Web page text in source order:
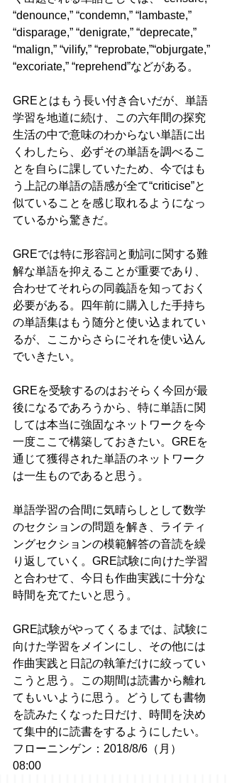
“denounce,” “condemn,” “lambaste,”
“disparage,” “denigrate,” “deprecate,”
“malign,” “vilify,” “reprobate,”“objurgate,”
“excoriate,” “reprehend”などがある。
GREとはもう長い付き合いだが、単語
学習を地道に続け、この六年間の探究
生活の中で意味のわからない単語に出
くわしたら、必ずその単語を調べるこ
とを自らに課していたため、今ではも
う上記の単語の語感が全て“criticise”と
似ていることを感じ取れるようになっ
ているから驚きだ。
GREでは特に形容詞と動詞に関する難
解な単語を抑えることが重要であり、
合わせてそれらの同義語を知っておく
必要がある。四年前に購入した手持ち
の単語集はもう随分と使い込まれてい
るが、ここからさらにそれを使い込ん
でいきたい。
GREを受験するのはおそらく今回が最
後になるであろうから、特に単語に関
しては本当に強固なネットワークを今
一度ここで構築しておきたい。GREを
通じて獲得された単語のネットワーク
は一生ものであると思う。
単語学習の合間に気晴らしとして数学
のセクションの問題を解き、ライティ
ングセクションの模範解答の音読を繰
り返していく。GRE試験に向けた学習
と合わせて、今日も作曲実践に十分な
時間を充てたいと思う。
GRE試験がやってくるまでは、試験に
向けた学習をメインにし、その他には
作曲実践と日記の執筆だけに絞ってい
こうと思う。この期間は読書から離れ
てもいいように思う。どうしても書物
を読みたくなった日だけ、時間を決め
て集中的に読書をするようにしたい。
フローニンゲン：2018/8/6（月）
08:00